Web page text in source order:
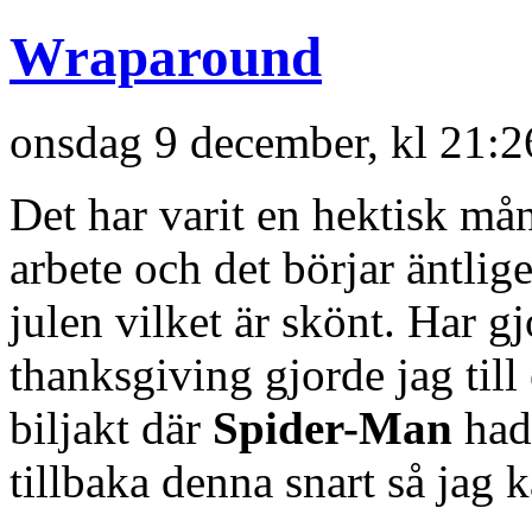
Wraparound
onsdag 9 december, kl
Det har varit en hektisk
arbete och det börjar
julen vilket är skönt. Har
thanksgiving gjorde jag till
biljakt där Spider-Man
tillbaka denna snart så jag